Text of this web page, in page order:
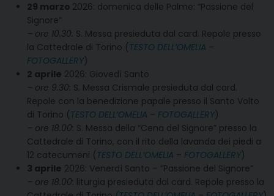
29 marzo 2026: domenica delle Palme: “Passione del
Signore”
– ore 10.30: S. Messa presieduta dal card. Repole presso
la Cattedrale di Torino ( TESTO DELL’OMELIA –
FOTOGALLERY)
2 aprile 2026: Giovedì Santo
– ore 9.30: S. Messa Crismale presieduta dal card.
Repole con la benedizione papale presso il Santo Volto
di Torino ( TESTO DELL’OMELIA – FOTOGALLERY)
– ore 18.00: S. Messa della “Cena del Signore” presso la
Cattedrale di Torino, con il rito della lavanda dei piedi a
12 catecumeni ( TESTO DELL’OMELIA – FOTOGALLERY)
3 aprile 2026: Venerdì Santo – “Passione del Signore”
– ore 18.00: liturgia presieduta dal card. Repole presso la